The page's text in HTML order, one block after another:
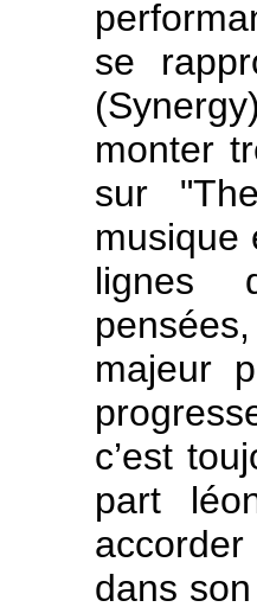
se
monter
sur
musique
lignes
majeur
c’est
part
accorder
dans